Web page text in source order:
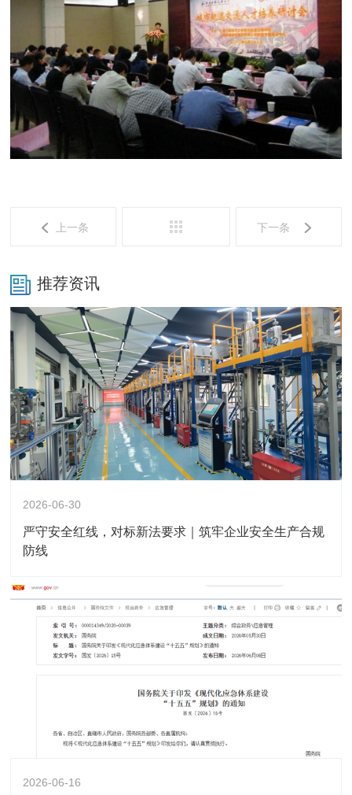
上一条 下一条
推荐资讯
2026-06-30
严守安全红线，对标新法要求｜筑牢企业安全生产合规
防线
2026-06-16